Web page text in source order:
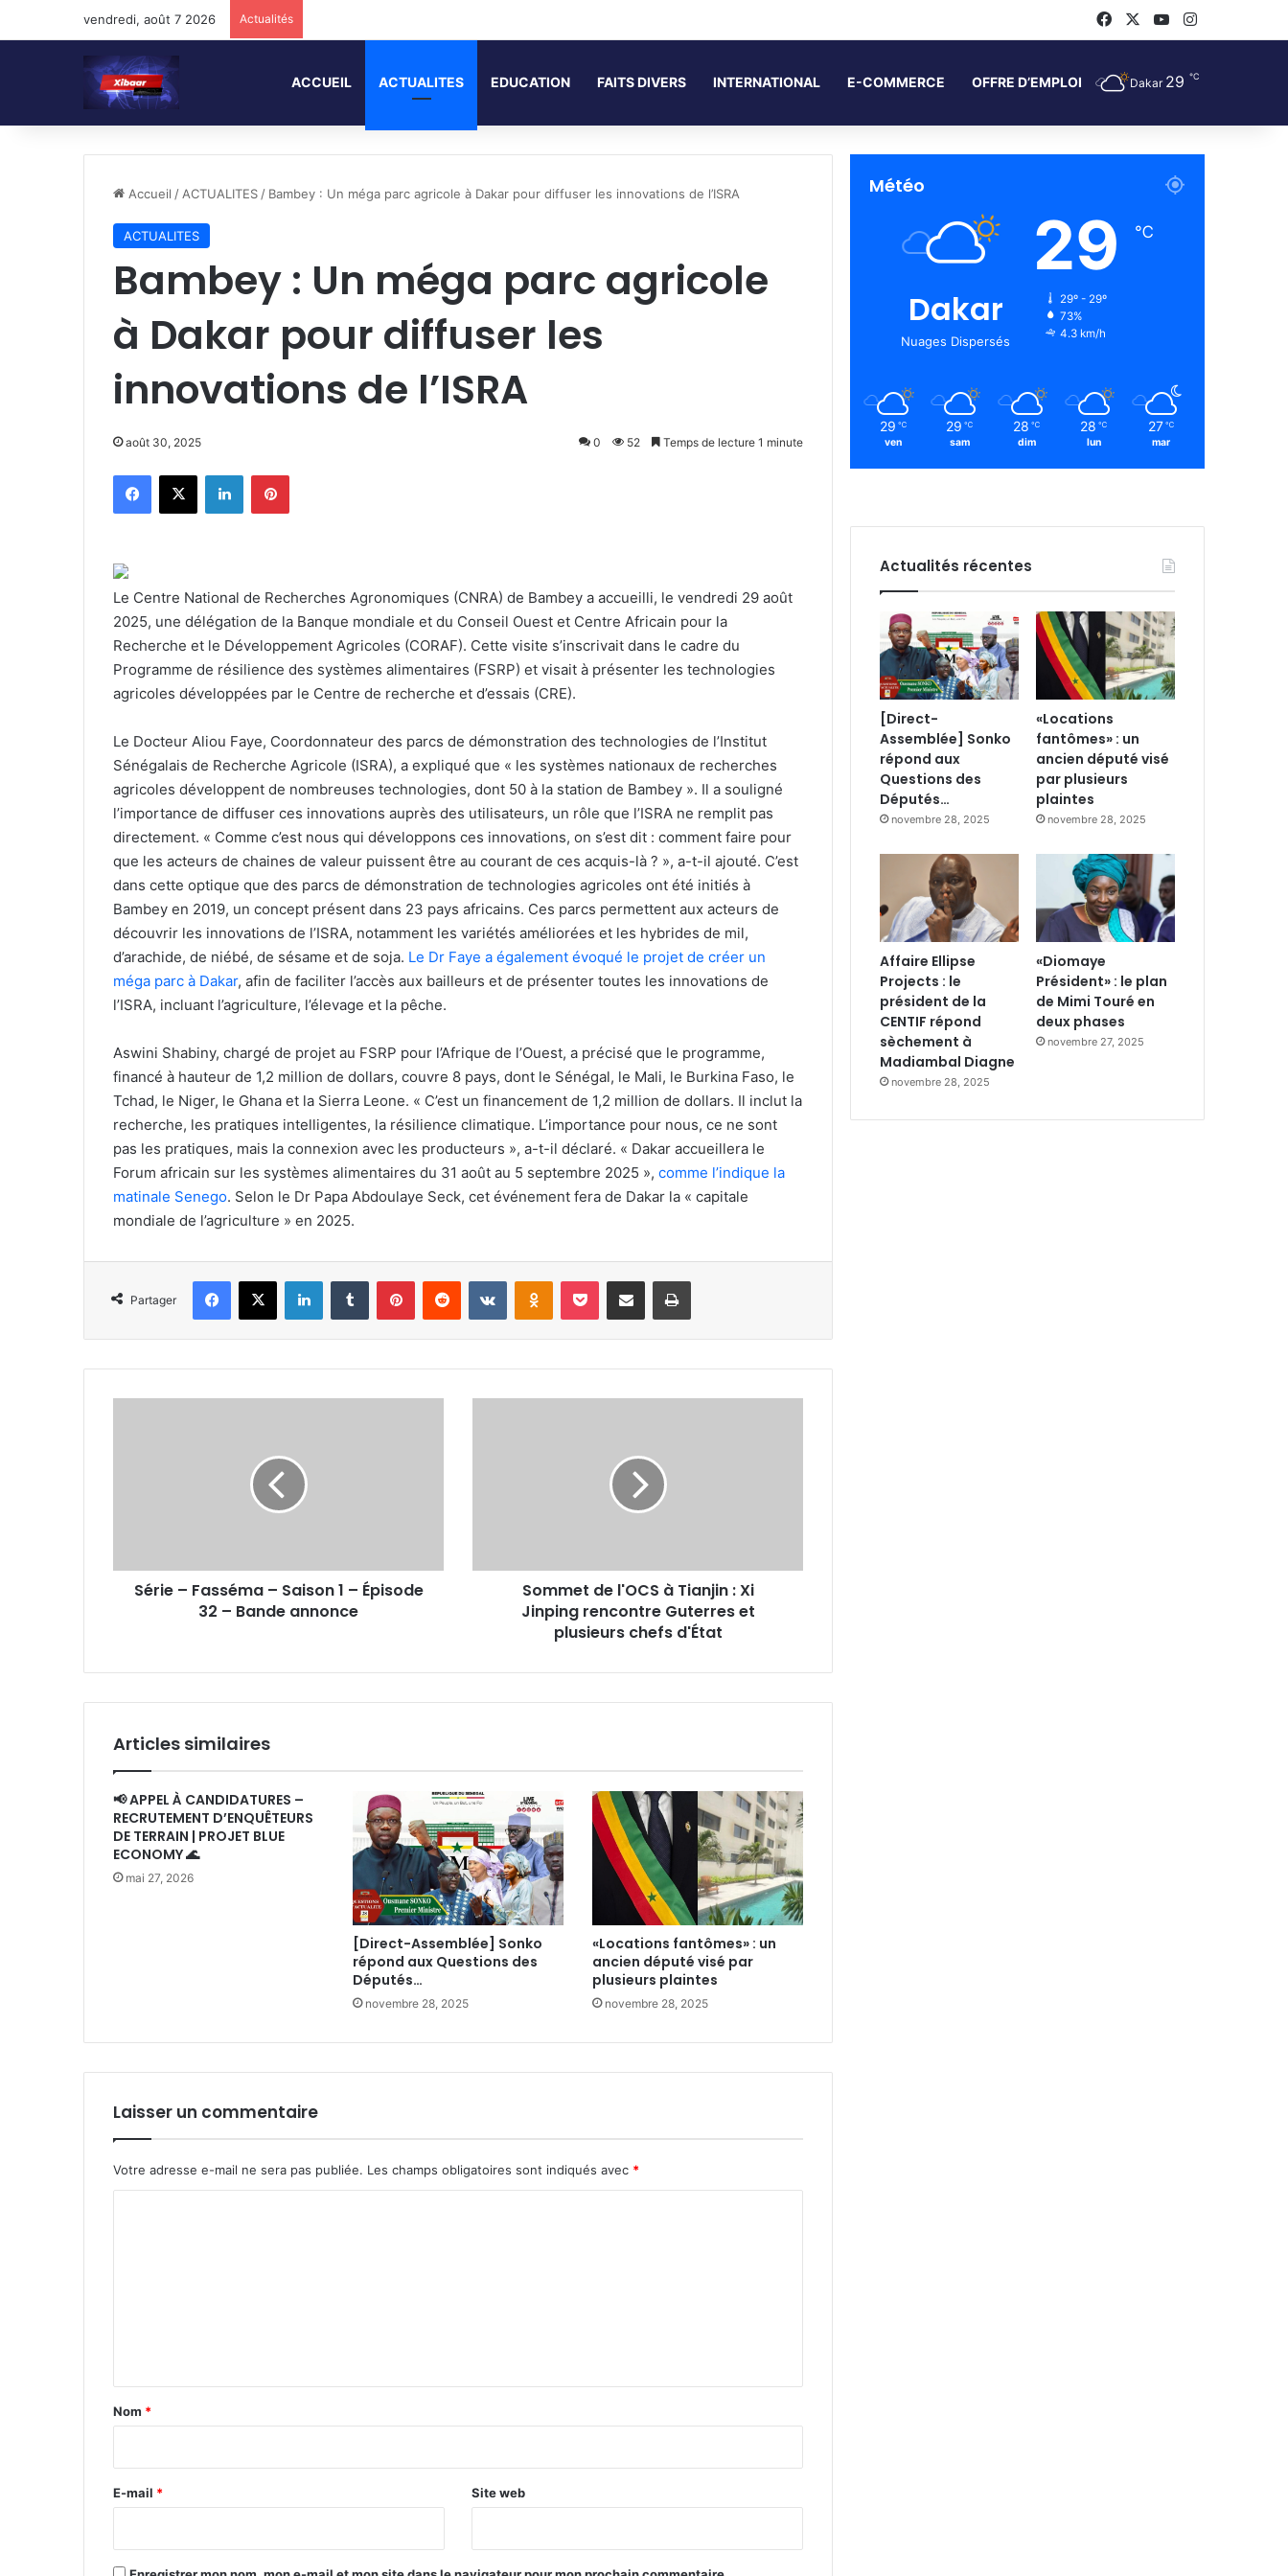
vendredi, août 7 2026 Actualités FacebookYouTubeInstagram
ACCUEIL ACTUALITES EDUCATION FAITS DIVERS INTERNATIONAL E-COMMERCE OFFRE D’EMPLOI Dakar 29 ℃
Accueil / ACTUALITES / Bambey : Un méga parc agricole à Dakar pour diffuser les innovations de l’ISRA
ACTUALITES
Bambey : Un méga parc agricole
à Dakar pour diffuser les
innovations de l’ISRA
août 30, 2025 0 52 Temps de lecture 1 minute
Facebook
X LinkedinPinterest
Le Centre National de Recherches Agronomiques (CNRA) de Bambey a accueilli, le vendredi 29 août
2025, une délégation de la Banque mondiale et du Conseil Ouest et Centre Africain pour la
Recherche et le Développement Agricoles (CORAF). Cette visite s’inscrivait dans le cadre du
Programme de résilience des systèmes alimentaires (FSRP) et visait à présenter les technologies
agricoles développées par le Centre de recherche et d’essais (CRE).
Le Docteur Aliou Faye, Coordonnateur des parcs de démonstration des technologies de l’Institut
Sénégalais de Recherche Agricole (ISRA), a expliqué que « les systèmes nationaux de recherches
agricoles développent de nombreuses technologies, dont 50 à la station de Bambey ». Il a souligné
l’importance de diffuser ces innovations auprès des utilisateurs, un rôle que l’ISRA ne remplit pas
directement. « Comme c’est nous qui développons ces innovations, on s’est dit : comment faire pour
que les acteurs de chaines de valeur puissent être au courant de ces acquis-là ? », a-t-il ajouté. C’est
dans cette optique que des parcs de démonstration de technologies agricoles ont été initiés à
Bambey en 2019, un concept présent dans 23 pays africains. Ces parcs permettent aux acteurs de
découvrir les innovations de l’ISRA, notamment les variétés améliorées et les hybrides de mil,
d’arachide, de niébé, de sésame et de soja. Le Dr Faye a également évoqué le projet de créer un
méga parc à Dakar, afin de faciliter l’accès aux bailleurs et de présenter toutes les innovations de
l’ISRA, incluant l’agriculture, l’élevage et la pêche.
Aswini Shabiny, chargé de projet au FSRP pour l’Afrique de l’Ouest, a précisé que le programme,
financé à hauteur de 1,2 million de dollars, couvre 8 pays, dont le Sénégal, le Mali, le Burkina Faso, le
Tchad, le Niger, le Ghana et la Sierra Leone. « C’est un financement de 1,2 million de dollars. Il inclut la
recherche, les pratiques intelligentes, la résilience climatique. L’importance pour nous, ce ne sont
pas les pratiques, mais la connexion avec les producteurs », a-t-il déclaré. « Dakar accueillera le
Forum africain sur les systèmes alimentaires du 31 août au 5 septembre 2025 », comme l’indique la
matinale Senego. Selon le Dr Papa Abdoulaye Seck, cet événement fera de Dakar la « capitale
mondiale de l’agriculture » en 2025.
Partager
Facebook
X LinkedinTumblr PinterestReddit VKontakteOdnoklassniki
Pocket Partager par email Imprimer
32
Série – Fasséma – Saison 1 – Épisode
32 – Bande annonce
rencontre
GuterresSommet de l'OCS à Tianjin : Xi
Jinping rencontre Guterres et
plusieurs chefs d'État
Articles similaires
📢 APPEL À CANDIDATURES –
RECRUTEMENT D’ENQUÊTEURS
DE TERRAIN | PROJET BLUE
ECONOMY 🌊
mai 27, 2026
[Direct-Assemblée] Sonko
répond aux Questions des
Députés…
novembre 28, 2025
«Locations fantômes» : un
ancien député visé par
plusieurs plaintes
novembre 28, 2025
Laisser un commentaire
Votre adresse e-mail ne sera pas publiée. Les champs obligatoires sont indiqués avec *
a
e
Nom *
E-mail * Site web
Météo
Dakar
Nuages Dispersés
29 ℃
29º - 29º
73%
4.3 km/h
29 ℃
ven
29 ℃
sam
28 ℃
dim
28 ℃
lun
27 ℃
mar
Actualités récentes
[Direct-
Assemblée] Sonko
répond aux
Questions des
Députés…
novembre 28, 2025
«Locations
fantômes» : un
ancien député visé
par plusieurs
plaintes
novembre 28, 2025
Affaire Ellipse
Projects : le
président de la
CENTIF répond
sèchement à
Madiambal Diagne
novembre 28, 2025
«Diomaye
Président» : le plan
de Mimi Touré en
deux phases
novembre 27, 2025